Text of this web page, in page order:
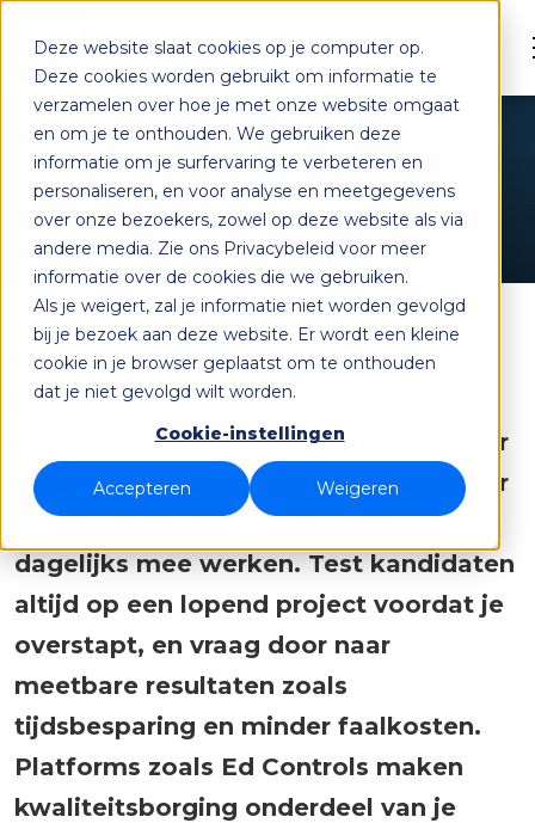
Deze website slaat cookies op je computer op.
Deze cookies worden gebruikt om informatie te
verzamelen over hoe je met onze website omgaat
en om je te onthouden. We gebruiken deze
informatie om je surfervaring te verbeteren en
personaliseren, en voor analyse en meetgegevens
over onze bezoekers, zowel op deze website als via
andere media. Zie ons Privacybeleid voor meer
informatie over de cookies die we gebruiken.
Als je weigert, zal je informatie niet worden gevolgd
bij je bezoek aan deze website. Er wordt een kleine
cookie in je browser geplaatst om te onthouden
dat je niet gevolgd wilt worden.
Cookie-instellingen
Accepteren Weigeren
Hoe vind je de juiste
software voor
kwaliteitsborging in de
bouw?
De juiste software voor
kwaliteitsborging in de bouw kies je
niet op basis van een featurelijst, maar
op basis van je eigen knelpunten: waar
gaat het nu mis en wie moet er
dagelijks mee werken. Test kandidaten
altijd op een lopend project voordat je
overstapt, en vraag door naar
meetbare resultaten zoals
tijdsbesparing en minder faalkosten.
Platforms zoals Ed Controls maken
kwaliteitsborging onderdeel van je